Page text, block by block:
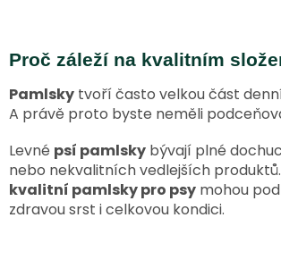
Proč záleží na kvalitním
Pamlsky tvoří často velkou část
A právě proto byste neměli
Levné psí pamlsky bývají plné
nebo nekvalitních vedlejších
kvalitní pamlsky pro psy mohou
zdravou srst i celkovou kondici.